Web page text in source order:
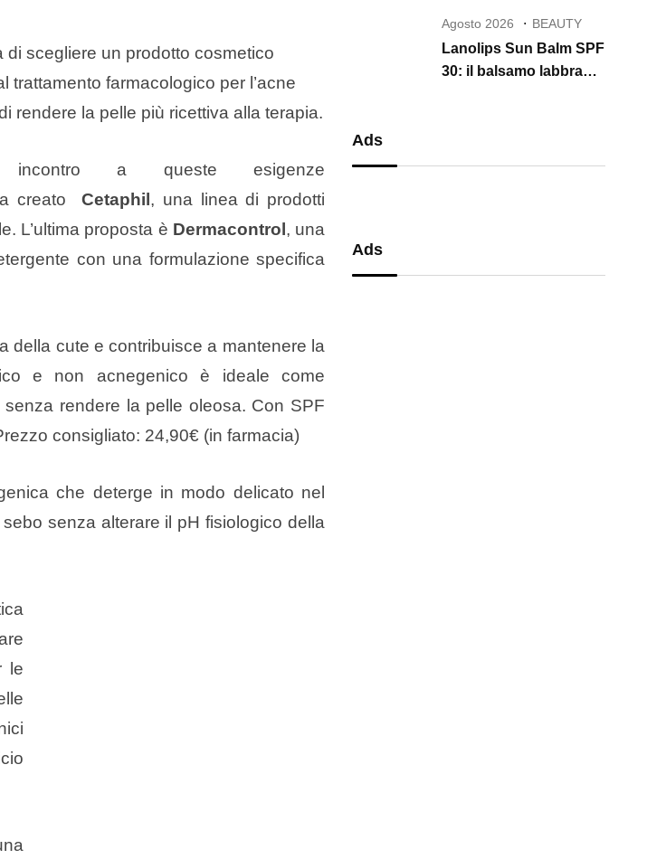
di scegliere un prodotto cosmetico
trattamento farmacologico per l’acne
rendere la pelle più ricettiva alla terapia.
a queste esigenze
creatoCetaphil, una linea di prodotti
L’ultima proposta è Dermacontrol, una
con una formulazione specifica
della cute e contribuisce a mantenere la
e non acnegenico è ideale come
rendere la pelle oleosa. Con SPF
consigliato: 24,90€ (in farmacia)
che deterge in modo delicato nel
senza alterare il pH fisiologico della
le
comfort e massima
precisione
Agosto 2026 BEAUTY
Lanolips Sun Balm SPF
30: il balsamo labbra
Ads
Ads